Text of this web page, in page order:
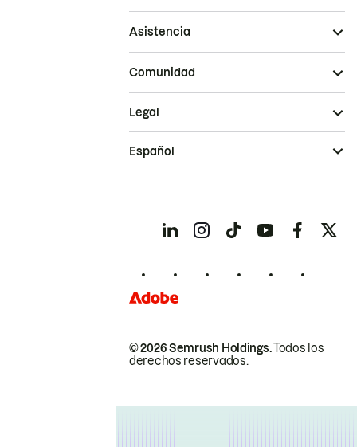
Asistencia
Comunidad
© 2026 Semrush Holdings.Todos los
derechos reservados.
Legal
Español